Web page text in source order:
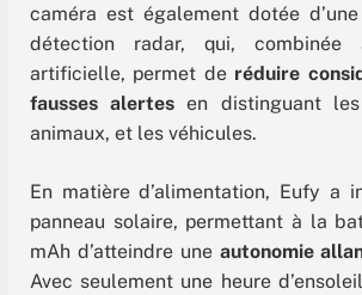
caméra est également dotée
détection radar, qui, combinée
artificielle, permet de réduire
fausses alertes en distinguant
animaux, et les véhicules.
En matière d’alimentation, Eufy a
panneau solaire, permettant à la
mAh d’atteindre une autonomie
Avec seulement une heure